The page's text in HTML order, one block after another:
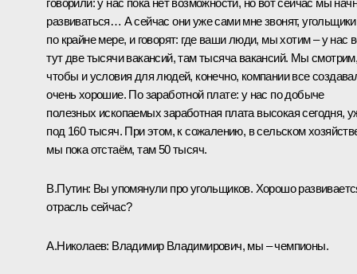
развиваться… А сейчас они уже сами мне звонят, угольщики
по крайне мере, и говорят: где ваши люди, мы хотим – у нас
тут две тысячи вакансий, там тысяча вакансий. Мы
чтобы и условия для людей, конечно, компании все
очень хорошие. По заработной плате: у нас по добыче
полезных ископаемых заработная плата высокая сегодня,
под 160 тысяч. При этом, к сожалению, в сельском
мы пока отстаём, там 50 тысяч.
В.Путин: Вы упомянули про угольщиков. Хорошо
отрасль сейчас?
А.Николаев: Владимир Владимирович, мы – чемпионы.